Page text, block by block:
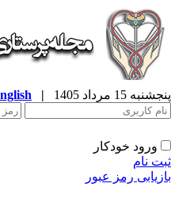
15 مرداد 1405 |
English
ورود خودکار
نام
رمز عبور